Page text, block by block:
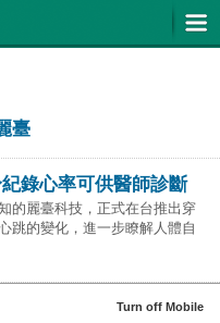
臺
錄心率可供醫師診斷
的麗臺科技，正式在台推出穿
跳的變化，進一步瞭解人體自
Turn off Mobile